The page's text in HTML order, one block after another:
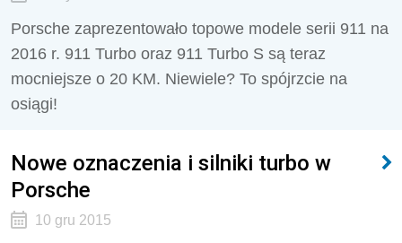
Porsche zaprezentowało topowe modele serii 911 na
2016 r. 911 Turbo oraz 911 Turbo S są teraz
mocniejsze o 20 KM. Niewiele? To spójrzcie na
osiągi!
Nowe oznaczenia i silniki turbo w
Porsche
10 gru 2015